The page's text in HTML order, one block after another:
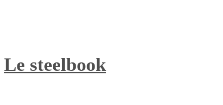
Le steelbook